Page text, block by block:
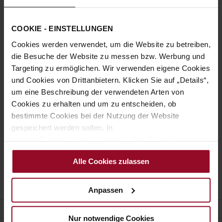
COOKIE - EINSTELLUNGEN
Cookies werden verwendet, um die Website zu betreiben,
die Besuche der Website zu messen bzw. Werbung und
Targeting zu ermöglichen. Wir verwenden eigene Cookies
und Cookies von Drittanbietern. Klicken Sie auf „Details“,
um eine Beschreibung der verwendeten Arten von
Cookies zu erhalten und um zu entscheiden, ob
bestimmte Cookies bei der Nutzung der Website
gespeichert werden sollen. In
Informationen.
Alle Cookies zulassen
Anpassen
Nur notwendige Cookies
Passwort anzeigen
Anmelden
Passwort vergessen?
Neue Kunden
Ein Konto zu erstellen hat viele Vorteile: schneller zur Kasse
gehen, mehr als eine Adresse speichern, Bestellungen
verfolgen und mehr.
Ein Konto erstellen
KUNDENSERVICE